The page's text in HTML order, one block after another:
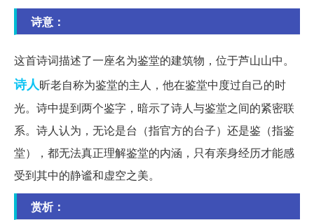
诗意：
这首诗词描述了一座名为鉴堂的建筑物，位于芦山山中。
诗人昕老自称为鉴堂的主人，他在鉴堂中度过自己的时
光。诗中提到两个鉴字，暗示了诗人与鉴堂之间的紧密联
系。诗人认为，无论是台（指官方的台子）还是鉴（指鉴
堂），都无法真正理解鉴堂的内涵，只有亲身经历才能感
受到其中的静谧和虚空之美。
赏析：